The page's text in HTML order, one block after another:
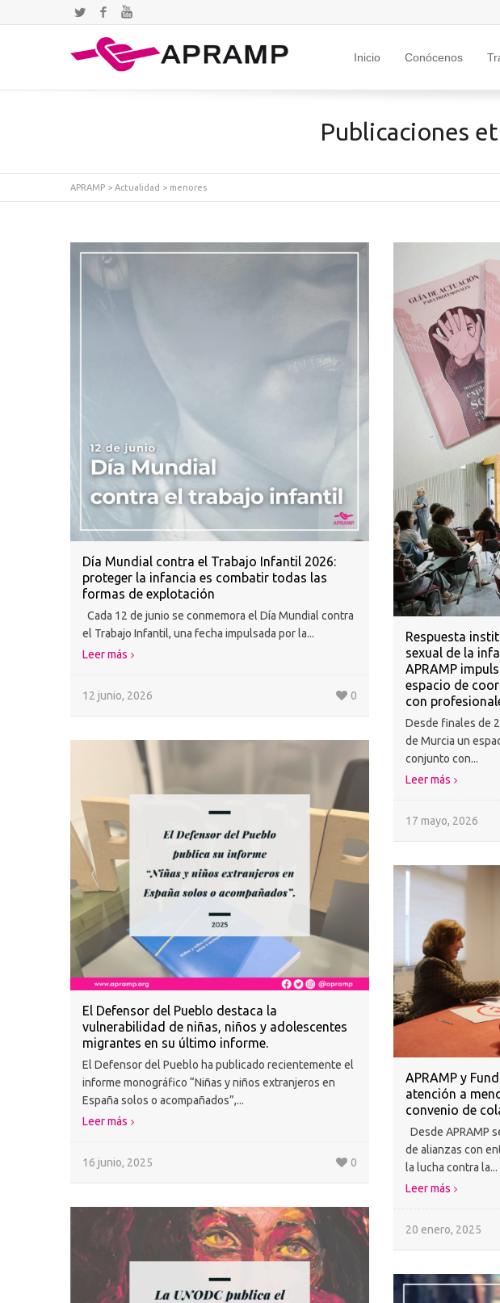
TwitterFacebook
Inicio Conócenos
Publicaciones
APRAMP > Actualidad > menores
Día Mundial contra el Trabajo Infantil 2026:
proteger la infancia es combatir todas las
formas de explotación
Cada 12 de junio se conmemora el Día Mundial contra
el Trabajo Infantil, una fecha impulsada por la...
Leer más
12 junio, 2026 0
Respuesta
sexual de la
APRAMP
espacio de
con
Desde finales de
de Murcia un
conjunto con...
Leer más
17 mayo, 2026
El Defensor del Pueblo destaca la
vulnerabilidad de niñas, niños y adolescentes
migrantes en su último informe.
El Defensor del Pueblo ha publicado recientemente el
informe monográfico “Niñas y niños extranjeros en
España solos o acompañados”,...
Leer más
16 junio, 2025 0
APRAMP y
atención a
convenio de
Desde APRAMP
de alianzas con
la lucha contra la...
Leer más
20 enero, 2025